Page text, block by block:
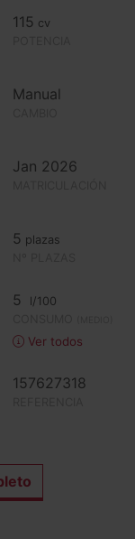
115 cv
Manual
Jan 2026
5 plazas
5
l/100
Ver todos
157627318